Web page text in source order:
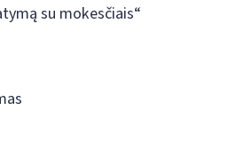
su mokesčiais“